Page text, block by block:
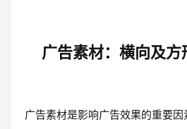
广告素材：横向及方
广告素材是影响广告效果的重要